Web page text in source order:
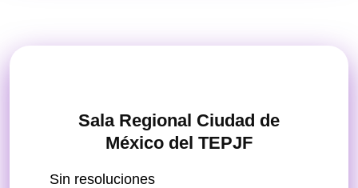
Sala Regional Ciudad de
México del TEPJF
Sin resoluciones